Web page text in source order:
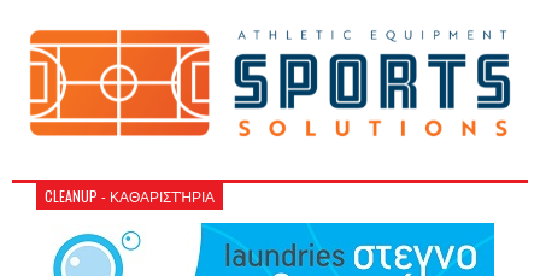
CLEANUP - ΚΑΘΑΡΙΣΤΉΡΙΑ